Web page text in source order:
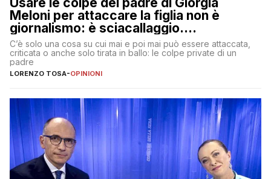
Meloni per attaccare la figlia non è
giornalismo: è sciacallaggio.
Dimostriamo di essere diversi
C’è solo una cosa su cui mai e poi mai può essere attaccata,
criticata o anche solo tirata in ballo: le colpe private di un
padre
LORENZO TOSA-OPINIONI